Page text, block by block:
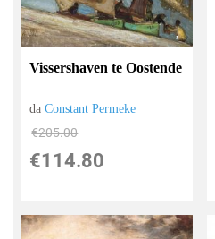
Vissershaven te Oostende
daConstant Permeke
€205.00
€114.80